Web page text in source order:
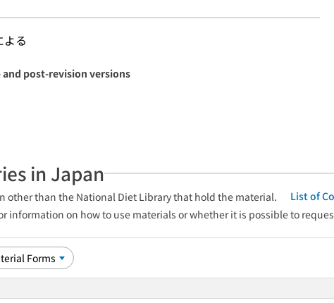
よる
and post-revision versions
in Japan
other than the National Diet Library that hold the material.
List of
information on how to use materials or whether it is possible to